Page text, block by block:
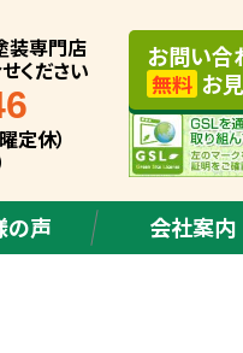
装専門店
ください
定休）
お問い合
無料 お
の声 会社案内